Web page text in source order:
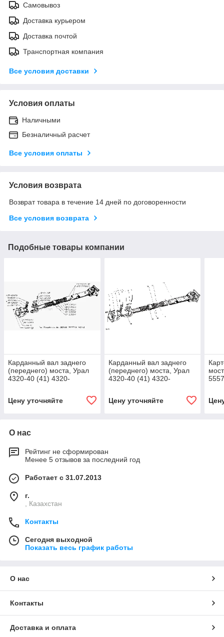
Самовывоз
Доставка курьером
Доставка почтой
Транспортная компания
Все условия доставки
Условия оплаты
Наличными
Безналичный расчет
Все условия оплаты
Условия возврата
Возврат товара в течение 14 дней по договоренности
Все условия возврата
Подобные товары компании
Карданный вал заднего
(переднего) моста, Урал
4320-40 (41) 4320-
Цену уточняйте
Карданный вал заднего
(переднего) моста, Урал
4320-40 (41) 4320-
Цену уточняйте
О нас
Рейтинг не сформирован
Менее 5 отзывов за последний год
Работает с 31.07.2013
г.
, Казахстан
Контакты
Сегодня выходной
Показать весь график работы
О нас
Контакты
Доставка и оплата